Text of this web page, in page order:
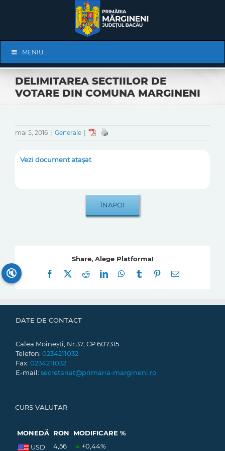
Navigation
MENIU
DELIMITAREA SECTIILOR DE
VOTARE DIN COMUNA MARGINENI
mai 5, 2016 Generale
Vezi document atașat
Share, Alege Platforma!
Facebook
RedditLinkedInWhatsApp
Tumblr Pinterest
E-
DATE DE CONTACT
Calea Moinești, Nr:37, CP:607315
Telefon: 0234211032
Fax: 0234211032
E-mail: secretariat@primaria-margineni.ro
CURS VALUTAR
MONEDĂ RON
MODIFICARE %
USD
4,56 +0,44%
🔇